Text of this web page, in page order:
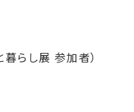
らし展 参加者）